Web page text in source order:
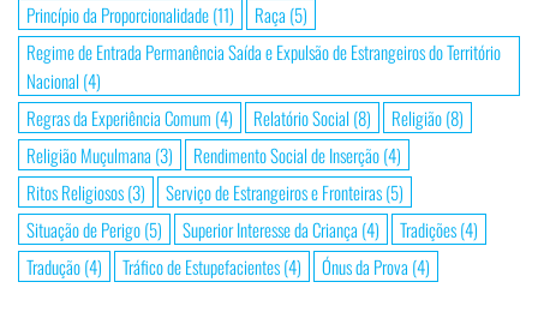
Princípio da Proporcionalidade(11) Raça (5)
Regime de Entrada Permanência Saída e Expulsão de Estrangeiros do Território
Nacional (4)
Regras da Experiência Comum (4) Relatório Social (8) Religião(8)
Religião Muçulmana (3) Rendimento Social de Inserção(4)
Ritos Religiosos(3) Serviço de Estrangeiros e Fronteiras(5)
Situação de Perigo(5) Superior Interesse da Criança (4) Tradições(4)
Tradução(4) Tráfico de Estupefacientes(4) Ónus da Prova (4)